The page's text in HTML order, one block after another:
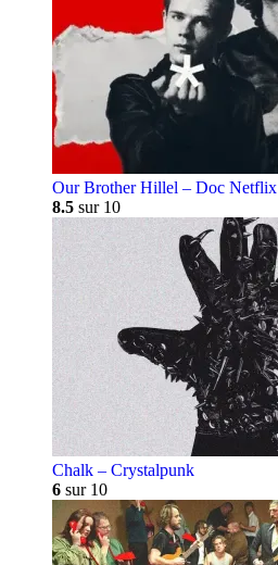
Our Brother Hillel – Doc Netflix
8.5 sur 10
Chalk – Crystalpunk
6 sur 10